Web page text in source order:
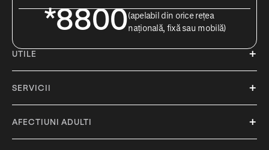
*8800(apelabil din orice rețea
națională, fixă sau mobilă)
UTILE
SERVICII
AFECTIUNI ADULTI